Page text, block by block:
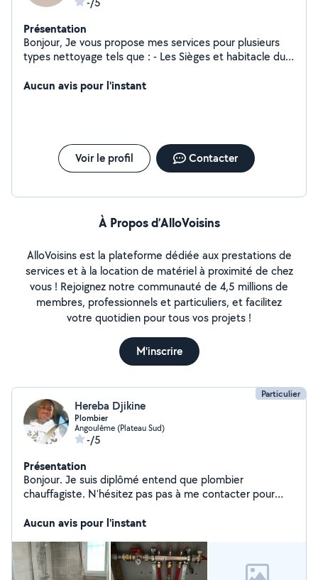
Présentation
Bonjour, Je vous propose mes services pour plusieurs
types nettoyage tels que : - Les Sièges et habitacle du
jaunissement des phares - Tapis - Matelas - Canapés,
N'hésitez pas à me contacter
Aucun avis pour l'instant
Voir le profil Contacter
À Propos d’AlloVoisins
AlloVoisins est la plateforme dédiée aux prestations de
services et à la location de matériel à proximité de chez
vous ! Rejoignez notre communauté de 4,5 millions de
membres, professionnels et particuliers, et facilitez
votre quotidien pour tous vos projets !
M'inscrire
Particulier
Hereba Djikine
Plombier
Angoulême (Plateau Sud)
-/5
Présentation
Bonjour. Je suis diplômé entend que plombier
chauffagiste. N'hésitez pas pas à me contacter pour
Aucun avis pour l'instant